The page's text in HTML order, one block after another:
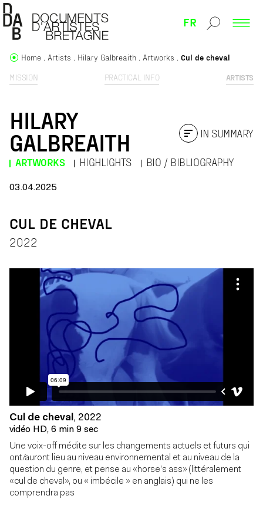
FR
MISSION PRACTICAL INFO ARTISTS
Home Artists Hilary Galbreaith Artworks Cul de cheval
HILARY
GALBREAITH
ARTWORKS HIGHLIGHTS BIO / BIBLIOGRAPHY
IN SUMMARY
03.04.2025
CUL DE CHEVAL
2022
Cul de cheval , 2022
vidéo HD, 6 min 9 sec
Une voix-off médite sur les changements actuels et futurs qui
ont/auront lieu au niveau environnemental et au niveau de la
question du genre, et pense au «horse’s ass» (littéralement
«cul de cheval», ou « imbécile » en anglais) qui ne les
comprendra pas